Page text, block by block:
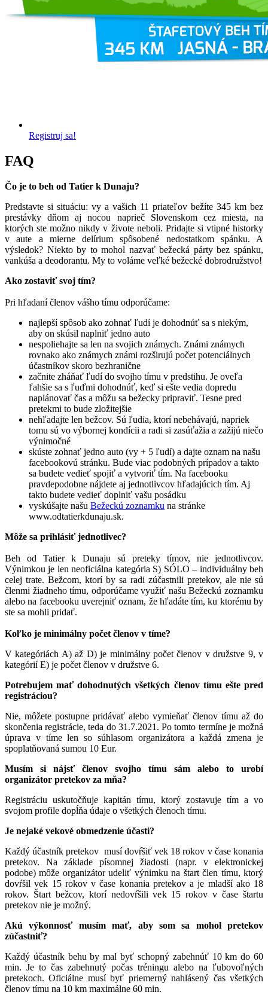
Registruj sa!
FAQ
Čo je to beh od Tatier k Dunaju?
Predstavte si situáciu: vy a vašich 11 priateľov bežíte 345 km bez
prestávky dňom aj nocou naprieč Slovenskom cez miesta, na
ktorých ste možno nikdy v živote neboli. Pridajte si vtipné historky
v aute a mierne delírium spôsobené nedostatkom spánku. A
výsledok? Niekto by to mohol nazvať bežecká párty bez spánku,
vankúša a deodorantu. My to voláme veľké bežecké dobrodružstvo!
Ako zostaviť svoj tím?
Pri hľadaní členov vášho tímu odporúčame:
najlepší spôsob ako zohnať ľudí je dohodnúť sa s niekým,
aby on skúsil naplniť jedno auto
nespoliehajte sa len na svojich známych. Známi známych
rovnako ako známych známi rozširujú počet potenciálnych
účastníkov skoro bezhranične
začnite zháňať ľudí do svojho tímu v predstihu. Je oveľa
ľahšie sa s ľuďmi dohodnúť, keď si ešte vedia dopredu
naplánovať čas a môžu sa bežecky pripraviť. Tesne pred
pretekmi to bude zložitejšie
nehľadajte len bežcov. Sú ľudia, ktorí nebehávajú, napriek
tomu sú vo výbornej kondícii a radi si zasúťažia a zažijú niečo
výnimočné
skúste zohnať jedno auto (vy + 5 ľudí) a dajte oznam na našu
facebookovú stránku. Bude viac podobných prípadov a takto
sa budete vedieť spojiť a vytvoriť tím. Na facebooku
pravdepodobne nájdete aj jednotlivcov hľadajúcich tím. Aj
takto budete vedieť doplniť vašu posádku
vyskúšajte našu Bežeckú zoznamku na stránke
www.odtatierkdunaju.sk.
Môže sa prihlásiť jednotlivec?
Beh od Tatier k Dunaju sú preteky tímov, nie jednotlivcov.
Výnimkou je len neoficiálna kategória S) SÓLO – individuálny beh
celej trate. Bežcom, ktorí by sa radi zúčastnili pretekov, ale nie sú
členmi žiadneho tímu, odporúčame využiť našu Bežeckú zoznamku
alebo na facebooku uverejniť oznam, že hľadáte tím, ku ktorému by
ste sa mohli pridať.
Koľko je minimálny počet členov v tíme?
V kategóriách A) až D) je minimálny počet členov v družstve 9, v
kategórií E) je počet členov v družstve 6.
Potrebujem mať dohodnutých všetkých členov tímu ešte pred
registráciou?
Nie, môžete postupne pridávať alebo vymieňať členov tímu až do
skončenia registrácie, teda do 31.7.2021. Po tomto termíne je možná
úprava v tíme len so súhlasom organizátora a každá zmena je
spoplatňovaná sumou 10 Eur.
Musím si nájsť členov svojho tímu sám alebo to urobí
organizátor pretekov za mňa?
Registráciu uskutočňuje kapitán tímu, ktorý zostavuje tím a vo
svojom profile dopĺňa údaje o všetkých členoch tímu.
Je nejaké vekové obmedzenie účasti?
Každý účastník pretekov musí dovŕšiť vek 18 rokov v čase konania
pretekov. Na základe písomnej žiadosti (napr. v elektronickej
podobe) môže organizátor udeliť výnimku na štart člen tímu, ktorý
dovŕšil vek 15 rokov v čase konania pretekov a je mladší ako 18
rokov. Štart bežcov, ktorí nedovŕšili vek 15 rokov v čase štartu
pretekov nie je možný.
Akú výkonnosť musím mať, aby som sa mohol pretekov
zúčastniť?
Každý účastník behu by mal byť schopný zabehnúť 10 km do 60
min. Je to čas zabehnutý počas tréningu alebo na ľubovoľných
pretekoch. Oficiálne musí byť priemerný nahlásený čas všetkých
členov tímu na 10 km maximálne 60 min.